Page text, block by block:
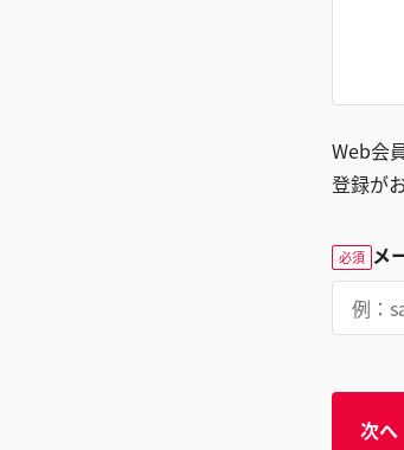
Web会
登録が
必須 メ
次へ